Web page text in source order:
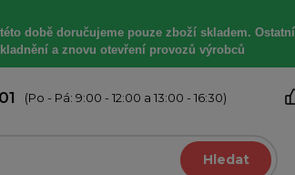
době doručujeme pouze zboží skladem. Ostatní
a znovu otevření provozů výrobců
(Po - Pá: 9:00 - 12:00 a 13:00 - 16:30)
Hledat